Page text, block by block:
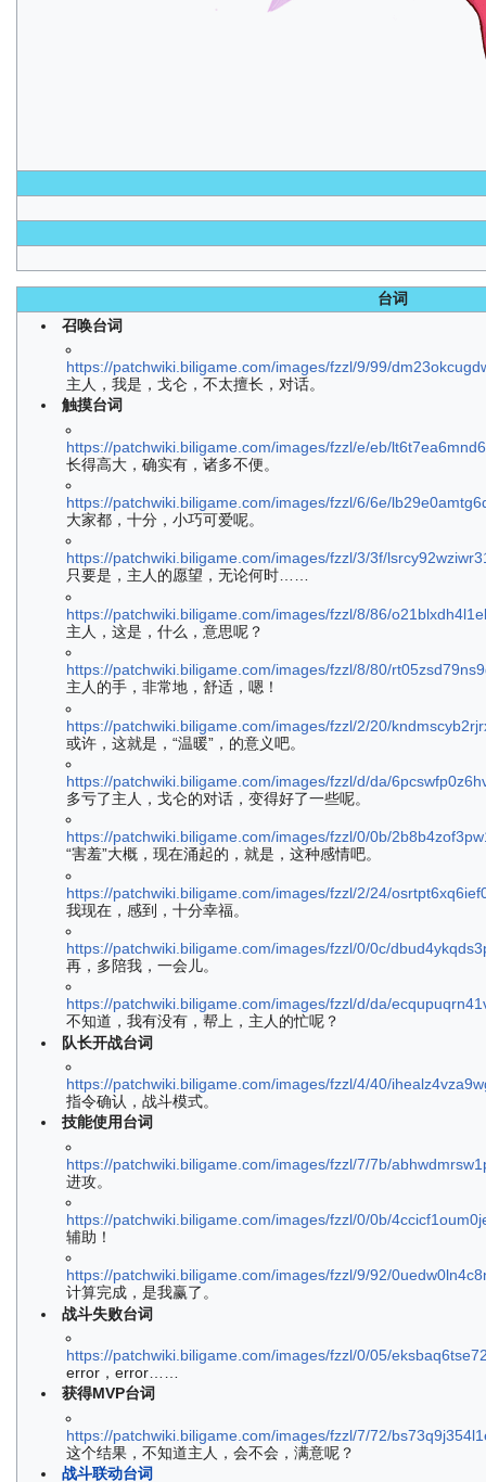
台词
召唤台词
https://patchwiki.biligame.com/images/fzzl/9/99/
主人，我是，戈仑，不太擅长，对话。
触摸台词
https://patchwiki.biligame.com/images/fzzl/e/eb/
长得高大，确实有，诸多不便。
https://patchwiki.biligame.com/images/fzzl/6/6e/
大家都，十分，小巧可爱呢。
https://patchwiki.biligame.com/images/fzzl/3/3f/
只要是，主人的愿望，无论何时……
https://patchwiki.biligame.com/images/fzzl/8/86/
主人，这是，什么，意思呢？
https://patchwiki.biligame.com/images/fzzl/8/80/
主人的手，非常地，舒适，嗯！
https://patchwiki.biligame.com/images/fzzl/2/20/
或许，这就是，“温暖”，的意义吧。
https://patchwiki.biligame.com/images/fzzl/d/da/
多亏了主人，戈仑的对话，变得好了一些呢。
https://patchwiki.biligame.com/images/fzzl/0/0b/
“害羞”大概，现在涌起的，就是，这种感情吧。
https://patchwiki.biligame.com/images/fzzl/2/24/
我现在，感到，十分幸福。
https://patchwiki.biligame.com/images/fzzl/0/0c/
再，多陪我，一会儿。
https://patchwiki.biligame.com/images/fzzl/d/da/
不知道，我有没有，帮上，主人的忙呢？
队长开战台词
https://patchwiki.biligame.com/images/fzzl/4/40/
指令确认，战斗模式。
技能使用台词
https://patchwiki.biligame.com/images/fzzl/7/7b/
进攻。
https://patchwiki.biligame.com/images/fzzl/0/0b/
辅助！
https://patchwiki.biligame.com/images/fzzl/9/92/
计算完成，是我赢了。
战斗失败台词
https://patchwiki.biligame.com/images/fzzl/0/05/
error，error……
获得MVP台词
https://patchwiki.biligame.com/images/fzzl/7/72/
这个结果，不知道主人，会不会，满意呢？
战斗联动台词